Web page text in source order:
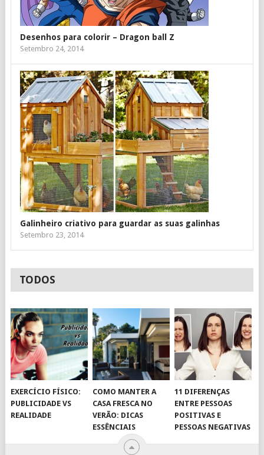
Desenhos para colorir – Dragon ball Z
Setembro 24, 2014
Galinheiro criativo para guardar as suas galinhas
Setembro 23, 2014
TODOS
EXERCÍCIO FÍSICO:
PUBLICIDADE VS
REALIDADE
COMO MANTER A
CASA FRESCA NO
VERÃO: DICAS
ESSÊNCIAIS
11 DIFERENÇAS
ENTRE PESSOAS
POSITIVAS E
PESSOAS NEGATIVAS